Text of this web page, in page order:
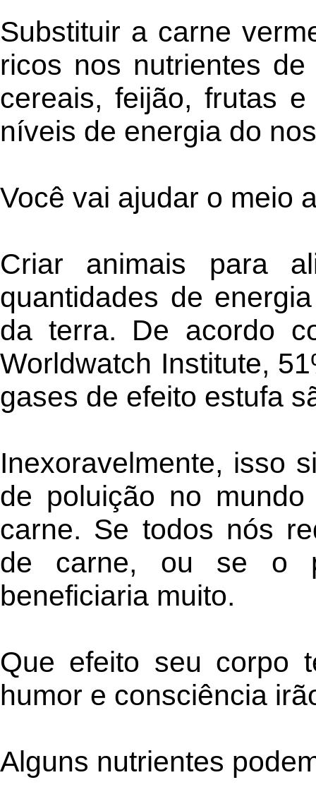
Substituir a carne
ricos nos nutrientes
cereais, feijão, frutas
níveis de energia do
Você vai ajudar o meio
Criar animais para
quantidades de
da terra. De acordo
Worldwatch Institute,
gases de efeito estufa
Inexoravelmente, isso
de poluição no
carne. Se todos nós
de carne, ou se o
beneficiaria muito.
Que efeito seu corpo
humor e consciência
Alguns nutrientes